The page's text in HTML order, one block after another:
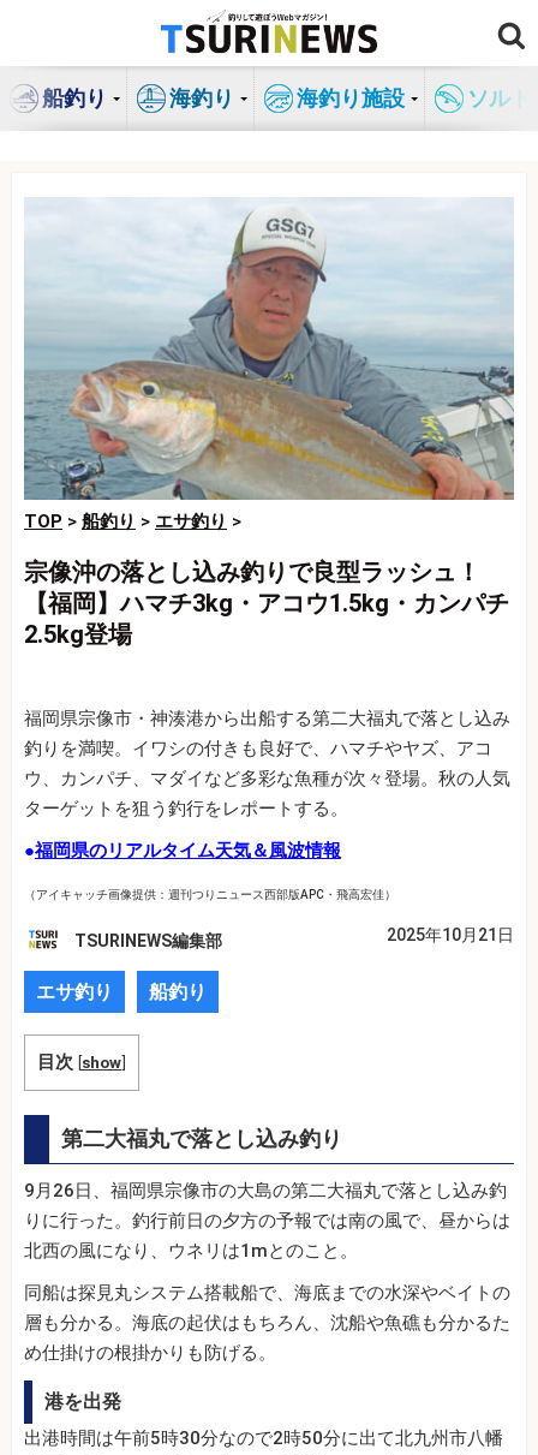
ン
船釣り 海釣り 海釣り施設 ソル
TOP > 船釣り > エサ釣り >
宗像沖の落とし込み釣りで良型ラッシュ！
【福岡】ハマチ3kg・アコウ1.5kg・カンパチ
2.5kg登場
福岡県宗像市・神湊港から出船する第二大福丸で落とし込み
釣りを満喫。イワシの付きも良好で、ハマチやヤズ、アコ
ウ、カンパチ、マダイなど多彩な魚種が次々登場。秋の人気
ターゲットを狙う釣行をレポートする。
●福岡県のリアルタイム天気＆風波情報
（アイキャッチ画像提供：週刊つりニュース西部版APC・飛高宏佳）
TSURINEWS編集部 2025年10月21日
エサ釣り 船釣り
目次 [show]
第二大福丸で落とし込み釣り
9月26日、福岡県宗像市の大島の第二大福丸で落とし込み釣
りに行った。釣行前日の夕方の予報では南の風で、昼からは
北西の風になり、ウネリは1mとのこと。
同船は探見丸システム搭載船で、海底までの水深やベイトの
層も分かる。海底の起伏はもちろん、沈船や魚礁も分かるた
め仕掛けの根掛かりも防げる。
港を出発
出港時間は午前5時30分なので2時50分に出て北九州市八幡